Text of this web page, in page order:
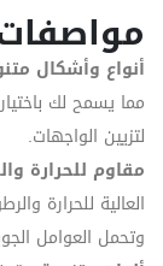
أنواع وأشكال
مما يسمح لك
لتزيين الواجهات.
مقاوم للحرارة
العالية للحرارة
وتحمل العوامل